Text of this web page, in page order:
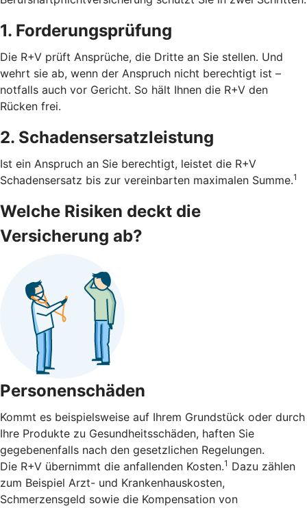
1. Forderungsprüfung
Die R+V prüft Ansprüche, die Dritte an Sie stellen. Und
wehrt sie ab, wenn der Anspruch nicht berechtigt ist –
notfalls auch vor Gericht. So hält Ihnen die R+V den
Rücken frei.
2. Schadensersatzleistung
Ist ein Anspruch an Sie berechtigt, leistet die R+V
Schadensersatz bis zur vereinbarten maximalen Summe.1
Welche Risiken deckt die
Versicherung ab?
Personenschäden
Kommt es beispielsweise auf Ihrem Grundstück oder durch
Ihre Produkte zu Gesundheitsschäden, haften Sie
gegebenenfalls nach den gesetzlichen Regelungen.
Die R+V übernimmt die anfallenden Kosten.1 Dazu zählen
zum Beispiel Arzt- und Krankenhauskosten,
Schmerzensgeld sowie die Kompensation von